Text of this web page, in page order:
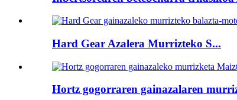
Hard Gear Azalera Murrizteko S...
Hortz gogorraren gainazalaren